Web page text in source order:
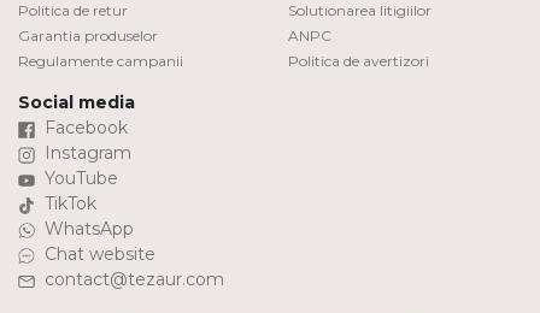
Politica de retur
Garantia produselor
Regulamente campanii
Solutionarea litigiilor
ANPC
Politica de avertizori
Social media
Facebook
Instagram
YouTube
TikTok
WhatsApp
Chat website
contact@tezaur.com